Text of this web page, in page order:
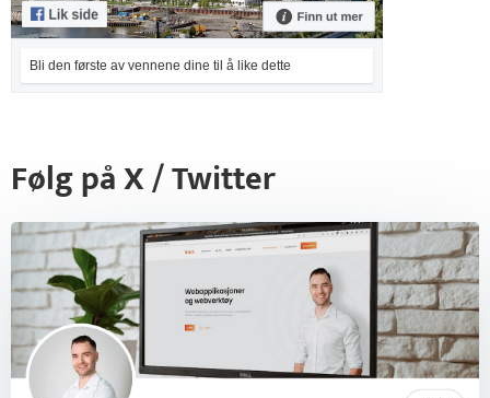
Bli den første av vennene dine til å like dette
Følg på X / Twitter